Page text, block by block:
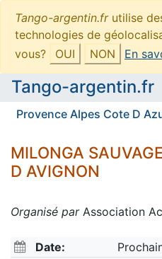
Tango-argentin.frutilise
technologies de
vous?
OUI NON En
Tango-argentin.fr
Provence Alpes Cote D
MILONGA
D AVIGNON
Organisé parAssociation
Date: